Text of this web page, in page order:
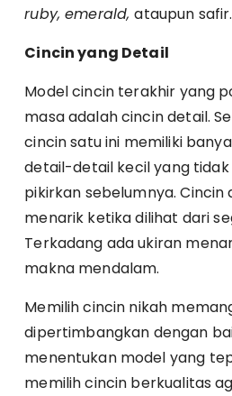
ruby, emerald,ataupun safir.
Cincin yang Detail
Model cincin terakhir yang
masa adalah cincin detail.
cincin satu ini memiliki
detail-detail kecil yang
pikirkan sebelumnya.
menarik ketika dilihat dari
Terkadang ada ukiran
makna mendalam.
Memilih cincin nikah
dipertimbangkan dengan
menentukan model yang
memilih cincin berkualitas